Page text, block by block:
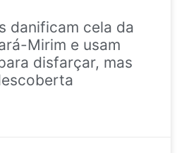
danificam cela da
Mirim e usam
disfarçar, mas